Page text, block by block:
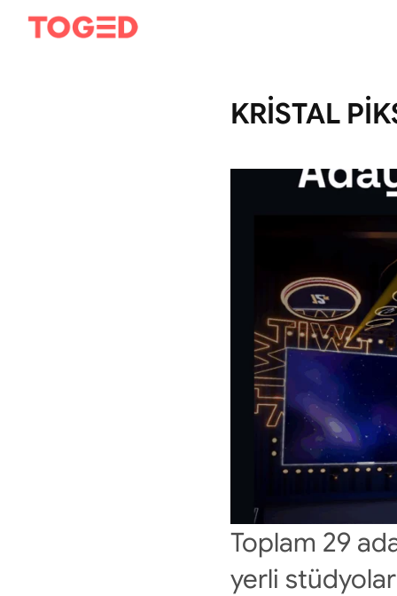
KRİSTAL
Toplam 29
yerli